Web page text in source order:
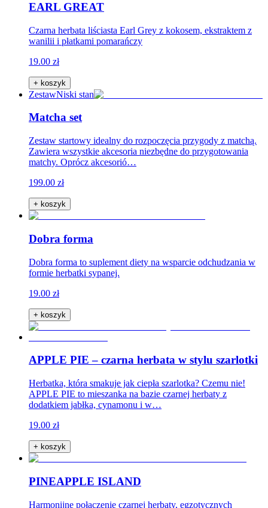
EARL GREAT
Czarna herbata liściasta Earl Grey z kokosem, ekstraktem z
wanilii i płatkami pomarańczy
19.00 zł
+ koszyk
ZestawNiski stan
Matcha set
Zestaw startowy idealny do rozpoczęcia przygody z matchą.
Zawiera wszystkie akcesoria niezbędne do przygotowania
matchy. Oprócz akcesorió…
199.00 zł
+ koszyk
Dobra forma
Dobra forma to suplement diety na wsparcie odchudzania w
formie herbatki sypanej.
19.00 zł
+ koszyk
APPLE PIE – czarna herbata w stylu szarlotki
Herbatka, która smakuje jak ciepła szarlotka? Czemu nie!
APPLE PIE to mieszanka na bazie czarnej herbaty z
dodatkiem jabłka, cynamonu i w…
19.00 zł
+ koszyk
PINEAPPLE ISLAND
Harmonijne połączenie czarnej herbaty, egzotycznych